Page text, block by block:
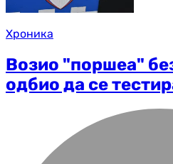
Хроника
Возио "поршеа"
одбио да се